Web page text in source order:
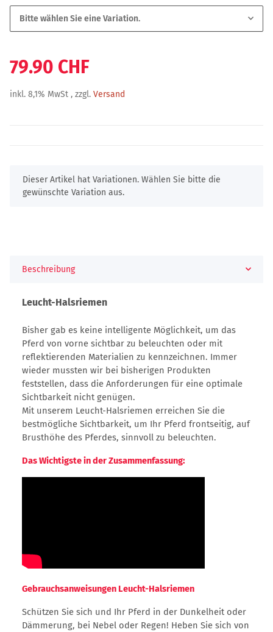
Bitte wählen Sie eine Variation.
79.90 CHF
inkl. 8,1% MwSt , zzgl. Versand
x
Dieser Artikel hat Variationen. Wählen Sie bitte die
gewünschte Variation aus.
Beschreibung
Leucht-Halsriemen
Bisher gab es keine intelligente Möglichkeit, um das
Pferd von vorne sichtbar zu beleuchten oder mit
reflektierenden Materialien zu kennzeichnen. Immer
wieder mussten wir bei bisherigen Produkten
feststellen, dass die Anforderungen für eine optimale
Sichtbarkeit nicht genügen.
Mit unserem Leucht-Halsriemen erreichen Sie die
bestmögliche Sichtbarkeit, um Ihr Pferd frontseitig, auf
Brusthöhe des Pferdes, sinnvoll zu beleuchten.
Das Wichtigste in der Zusammenfassung:
Gebrauchsanweisungen Leucht-Halsriemen
Schützen Sie sich und Ihr Pferd in der Dunkelheit oder
Dämmerung, bei Nebel oder Regen! Heben Sie sich von